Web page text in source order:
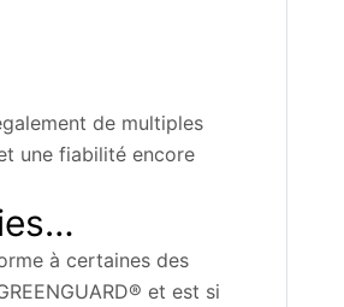
de multiples
une fiabilité encore
à certaines des
et est si